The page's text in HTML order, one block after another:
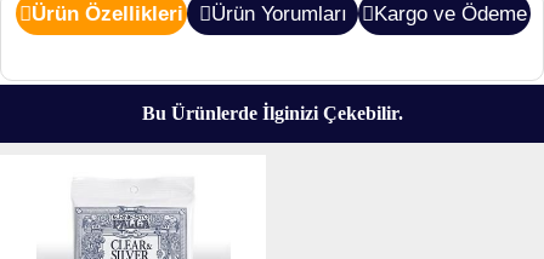
Ürün Özellikleri Ürün Yorumları Kargo ve Ödeme
Bu Ürünlerde İlginizi Çekebilir.